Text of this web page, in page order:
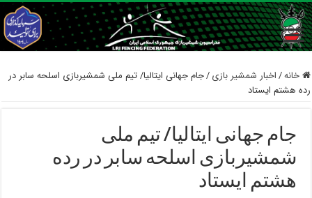
خانه/اخبار شمشیر بازی /جام جهانی ایتالیا/ تیم ملی شمشیربازی اسلحه سابر در
رده هشتم ایستاد
جام جهانی ایتالیا/ تیم ملی
شمشیربازی اسلحه سابر در رده
هشتم ایستاد